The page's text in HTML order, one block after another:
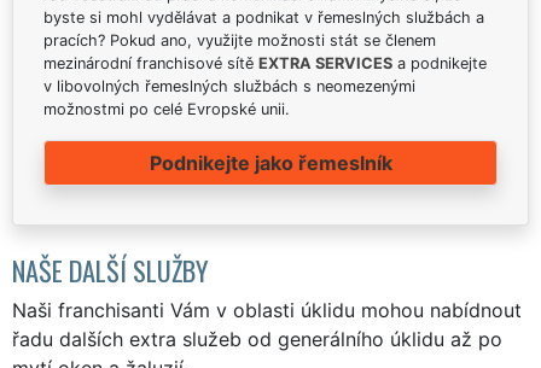
byste si mohl vydělávat a podnikat v řemeslných službách a
pracích? Pokud ano, využijte možnosti stát se členem
mezinárodní franchisové sítě EXTRA SERVICES a podnikejte
v libovolných řemeslných službách s neomezenými
možnostmi po celé Evropské unii.
Podnikejte jako řemeslník
NAŠE DALŠÍ SLUŽBY
Naši franchisanti Vám v oblasti úklidu mohou nabídnout
řadu dalších extra služeb od generálního úklidu až po